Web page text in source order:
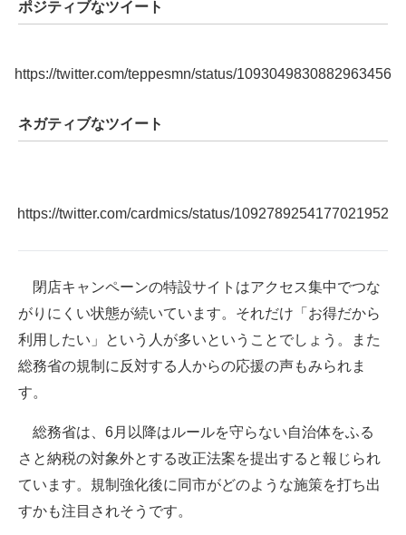
ポジティブなツイート
https://twitter.com/teppesmn/status/1093049830882963456
ネガティブなツイート
https://twitter.com/cardmics/status/1092789254177021952
閉店キャンペーンの特設サイトはアクセス集中でつな
がりにくい状態が続いています。それだけ「お得だから
利用したい」という人が多いということでしょう。また
総務省の規制に反対する人からの応援の声もみられま
す。
総務省は、6月以降はルールを守らない自治体をふる
さと納税の対象外とする改正法案を提出すると報じられ
ています。規制強化後に同市がどのような施策を打ち出
すかも注目されそうです。